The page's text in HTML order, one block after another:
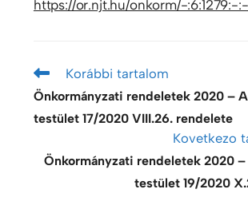
https://or.njt.hu/onkorm/-:6:1279:-:-
Korábbi tartalom
Önkormányzati rendeletek 2020 –
testület 17/2020 VIII.26. rendelete
Kovetkezo
Önkormányzati rendeletek 2020
testület 19/2020